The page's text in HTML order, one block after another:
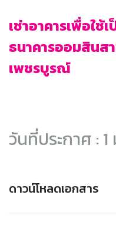
เช่าอาคารเพื่อใ
ธนาคารออมสินส
เพชรบูรณ์
วันที่ประกาศ : 1
ดาวน์โหลดเอกสาร